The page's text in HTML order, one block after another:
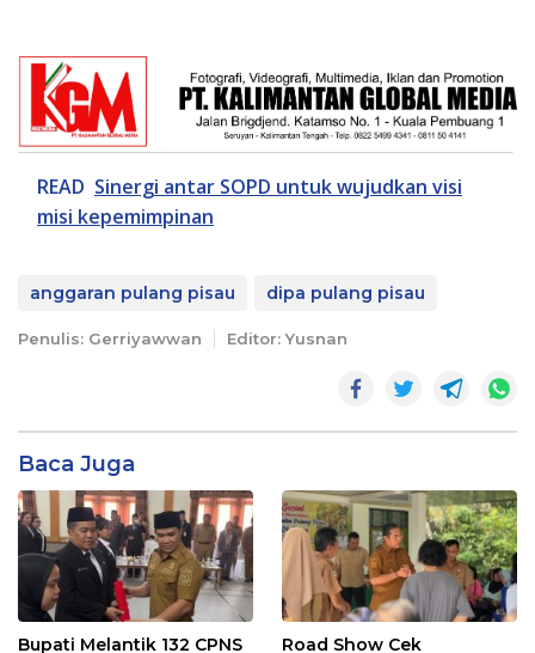
READ Sinergi antar SOPD untuk wujudkan visi
misi kepemimpinan
anggaran pulang pisau dipa pulang pisau
Penulis: Gerriyawwan Editor: Yusnan
Baca Juga
Bupati Melantik 132 CPNS
Road Show Cek